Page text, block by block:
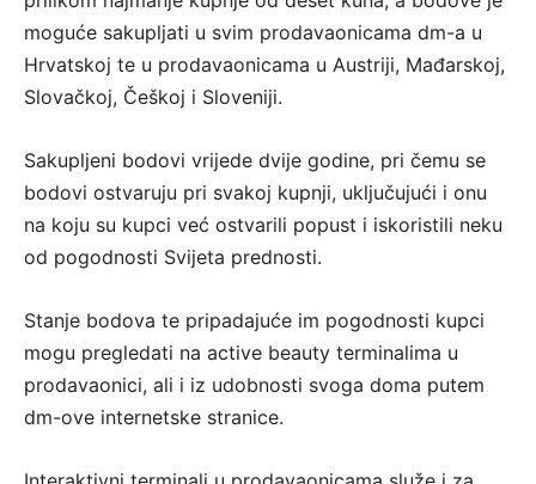
moguće sakupljati u svim prodavaonicama dm-a u
Hrvatskoj te u prodavaonicama u Austriji, Mađarskoj,
Slovačkoj, Češkoj i Sloveniji.
Sakupljeni bodovi vrijede dvije godine, pri čemu se
bodovi ostvaruju pri svakoj kupnji, uključujući i onu
na koju su kupci već ostvarili popust i iskoristili neku
od pogodnosti Svijeta prednosti.
Stanje bodova te pripadajuće im pogodnosti kupci
mogu pregledati na active beauty terminalima u
prodavaonici, ali i iz udobnosti svoga doma putem
dm-ove internetske stranice.